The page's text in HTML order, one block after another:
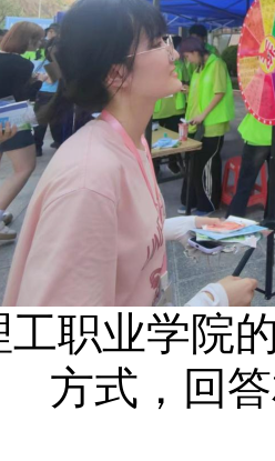
工职业学院
方式，回